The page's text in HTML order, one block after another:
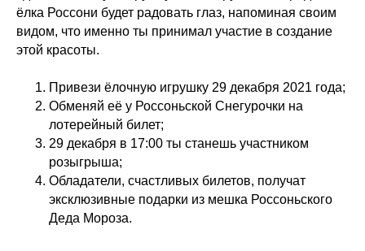
ёлка Россони будет радовать глаз, напоминая своим
видом, что именно ты принимал участие в создание
этой красоты.
Привези ёлочную игрушку 29 декабря 2021 года;
Обменяй её у Россоньской Снегурочки на
лотерейный билет;
29 декабря в 17:00 ты станешь участником
розыгрыша;
Обладатели, счастливых билетов, получат
эксклюзивные подарки из мешка Россоньского
Деда Мороза.